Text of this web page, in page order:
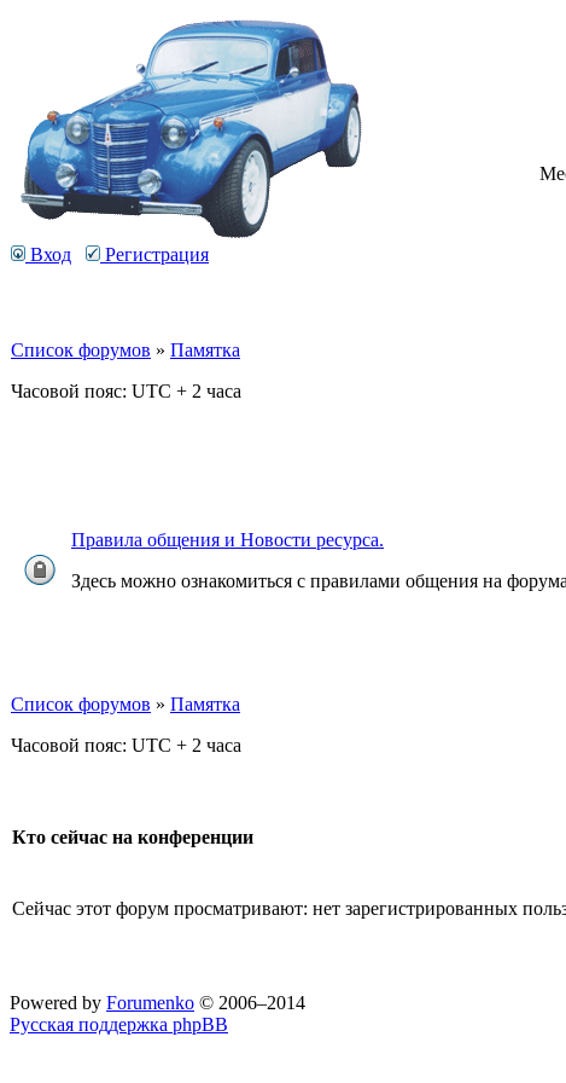
Вход Регистрация
Список форумов » Памятка
Часовой пояс: UTC + 2 часа
Правила общения и Новости ресурса.
Здесь можно ознакомиться с правилами общения на
Список форумов » Памятка
Часовой пояс: UTC + 2 часа
Кто сейчас на конференции
Сейчас этот форум просматривают: нет зарегистрированных
Powered by Forumenko © 2006–2014
Русская поддержка phpBB